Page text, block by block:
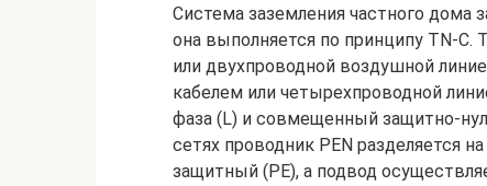
Система заземления частного дома
она выполняется по принципу TN-
или двухпроводной воздушной
кабелем или четырехпроводной
фаза (L) и совмещенный защитно-
сетях проводник PEN разделяется
защитный (РЕ), а подвод